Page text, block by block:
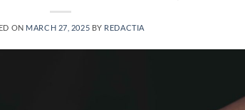
ON MARCH 27, 2025 BY REDACTIA